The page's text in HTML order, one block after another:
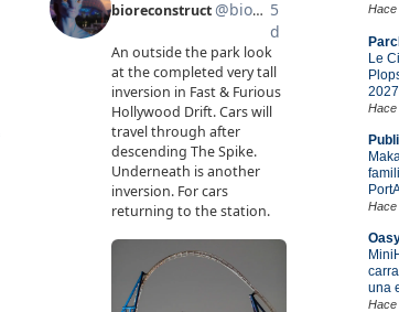
Le
2027
Hace
una
Hace